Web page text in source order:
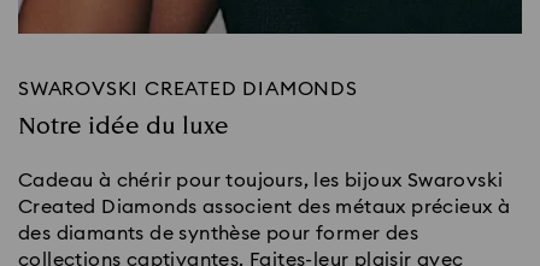
SWAROVSKI CREATED DIAMONDS
Notre idée du luxe
Cadeau à chérir pour toujours, les bijoux Swarovski
Created Diamonds associent des métaux précieux à
des diamants de synthèse pour former des
collections captivantes. Faites-leur plaisir avec